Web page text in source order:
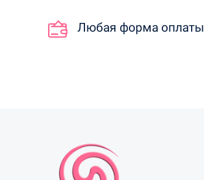
Любая форма оплаты